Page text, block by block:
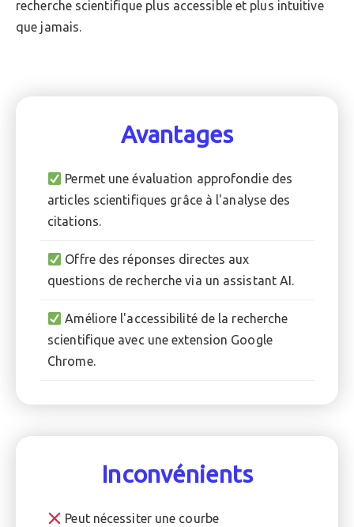
recherche scientifique plus accessible et plus intuitive
que jamais.
Avantages
Permet une évaluation approfondie des
articles scientifiques grâce à l'analyse des
citations.
Offre des réponses directes aux
questions de recherche via un assistant AI.
Améliore l'accessibilité de la recherche
scientifique avec une extension Google
Chrome.
Inconvénients
Peut nécessiter une courbe